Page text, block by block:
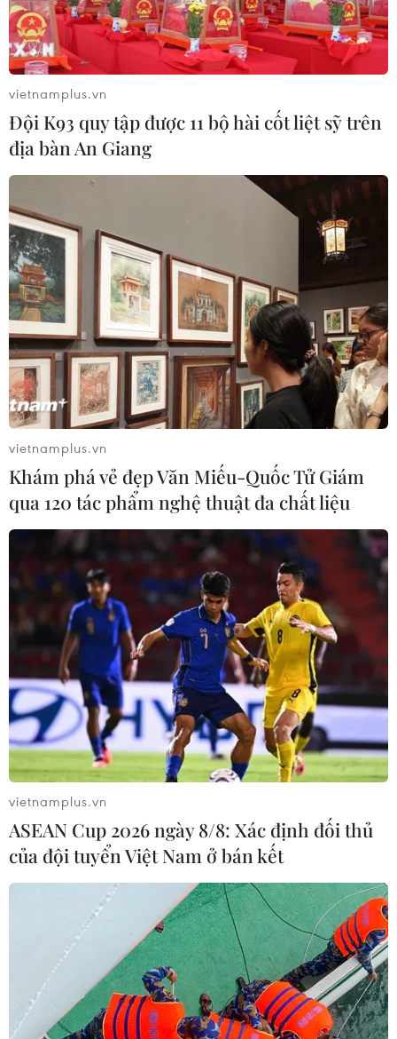
vietnamplus.vn
Đội K93 quy tập được 11 bộ hài cốt liệt sỹ trên
địa bàn An Giang
vietnamplus.vn
Khám phá vẻ đẹp Văn Miếu-Quốc Tử Giám
qua 120 tác phẩm nghệ thuật đa chất liệu
vietnamplus.vn
ASEAN Cup 2026 ngày 8/8: Xác định đối thủ
của đội tuyển Việt Nam ở bán kết